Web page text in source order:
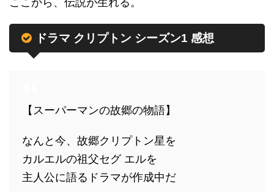
ドラマ クリプトン シーズン1 感想
【スーパーマンの故郷の物語】
なんと今、故郷クリプトン星を
カルエルの祖父セグ エルを
主人公に語るドラマが作成中だ